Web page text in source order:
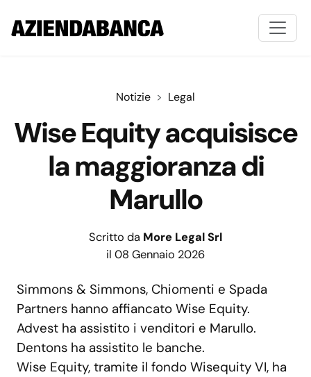
Notizie Legal
Wise Equity acquisisce
la maggioranza di
Marullo
Scritto da More Legal Srl
il 08 Gennaio 2026
Simmons & Simmons, Chiomenti e Spada
Partners hanno affiancato Wise Equity.
Advest ha assistito i venditori e Marullo.
Dentons ha assistito le banche.
Wise Equity, tramite il fondo Wisequity VI, ha